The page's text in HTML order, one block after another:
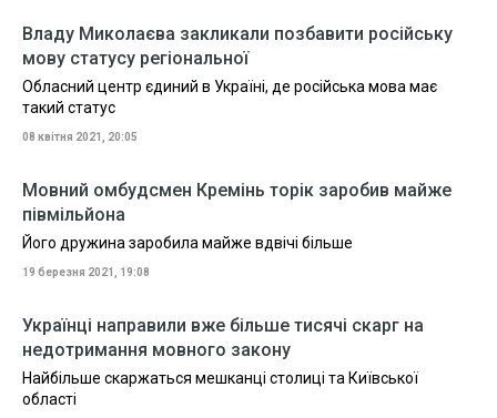
Владу Миколаєва закликали позбавити російську
мову статусу регіональної
Обласний центр єдиний в Україні, де російська мова має
такий статус
08 квітня 2021, 20:05
Мовний омбудсмен Кремінь торік заробив майже
півмільйона
Його дружина заробила майже вдвічі більше
19 березня 2021, 19:08
Українці направили вже більше тисячі скарг на
недотримання мовного закону
Найбільше скаржаться мешканці столиці та Київської
області